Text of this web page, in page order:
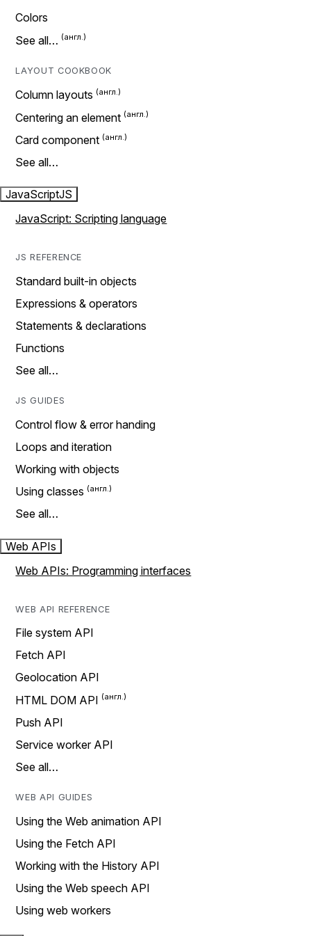
Colors
See all…
LAYOUT COOKBOOK
Column layouts
Centering an element
Card component
See all…
JavaScriptJS
JavaScript: Scripting language
JS REFERENCE
Standard built-in objects
Expressions & operators
Statements & declarations
Functions
See all…
JS GUIDES
Control flow & error handing
Loops and iteration
Working with objects
Using classes
See all…
Web APIs
Web APIs: Programming interfaces
WEB API REFERENCE
File system API
Fetch API
Geolocation API
HTML DOM API
Push API
Service worker API
See all…
WEB API GUIDES
Using the Web animation API
Using the Fetch API
Working with the History API
Using the Web speech API
Using web workers